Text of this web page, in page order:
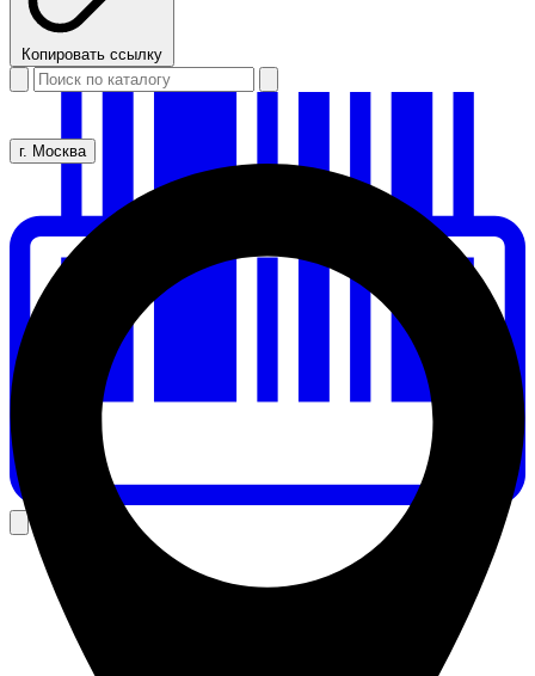
Копировать ссылку